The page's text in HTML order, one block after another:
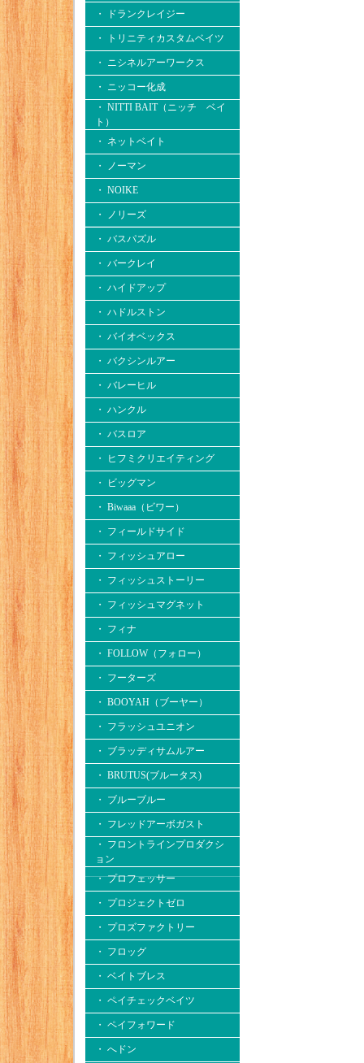
・ ドランクレイジー
・ トリニティカスタムベイツ
・ ニシネルアーワークス
・ ニッコー化成
・ NITTI BAIT（ニッチ ベイ
ト）
・ ネットベイト
・ ノーマン
・ NOIKE
・ ノリーズ
・ バスパズル
・ バークレイ
・ ハイドアップ
・ ハドルストン
・ バイオベックス
・ バクシンルアー
・ バレーヒル
・ ハンクル
・ バスロア
・ ヒフミクリエイティング
・ ビッグマン
・ Biwaaa（ビワー）
・ フィールドサイド
・ フィッシュアロー
・ フィッシュストーリー
・ フィッシュマグネット
・ フィナ
・ FOLLOW（フォロー）
・ フーターズ
・ BOOYAH（ブーヤー）
・ フラッシュユニオン
・ ブラッディサムルアー
・ BRUTUS(ブルータス)
・ ブルーブルー
・ フレッドアーボガスト
・ フロントラインプロダクシ
ョン
・ プロフェッサー
・ プロジェクトゼロ
・ プロズファクトリー
・ フロッグ
・ ベイトブレス
・ ペイチェックベイツ
・ ペイフォワード
・ へドン